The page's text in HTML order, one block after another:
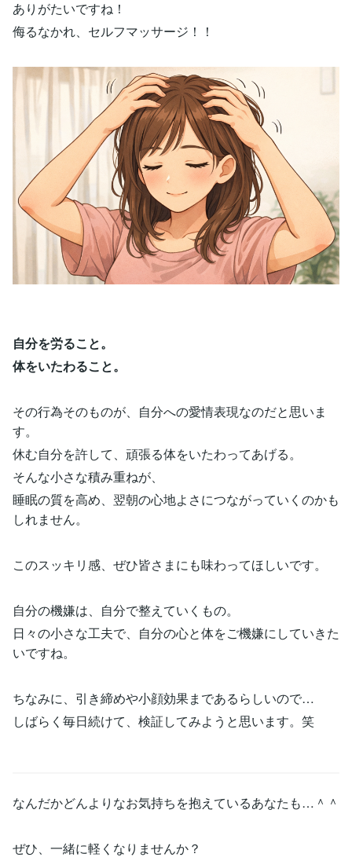
ありがたいですね！
侮るなかれ、セルフマッサージ！！
自分を労ること。
体をいたわること。
その行為そのものが、自分への愛情表現なのだと思いま
す。
休む自分を許して、頑張る体をいたわってあげる。
そんな小さな積み重ねが、
睡眠の質を高め、翌朝の心地よさにつながっていくのかも
しれません。
このスッキリ感、ぜひ皆さまにも味わってほしいです。
自分の機嫌は、自分で整えていくもの。
日々の小さな工夫で、自分の心と体をご機嫌にしていきた
いですね。
ちなみに、引き締めや小顔効果まであるらしいので…
しばらく毎日続けて、検証してみようと思います。笑
なんだかどんよりなお気持ちを抱えているあなたも…＾＾
ぜひ、一緒に軽くなりませんか？